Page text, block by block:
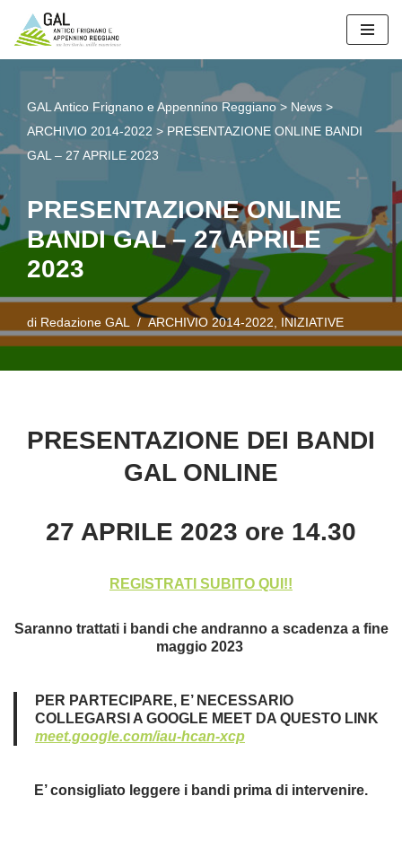
Vai
GAL Antico Frignano e Appennino Reggiano> News >
ARCHIVIO 2014-2022 > PRESENTAZIONE ONLINE BANDI
GAL – 27 APRILE 2023
PRESENTAZIONE ONLINE
BANDI GAL – 27 APRILE
2023
di Redazione GAL ARCHIVIO 2014-2022 INIZIATIVE
PRESENTAZIONE DEI BANDI
GAL ONLINE
27 APRILE 2023 ore 14.30
REGISTRATI SUBITO QUI!!
Saranno trattati i bandi che andranno a scadenza a fine
maggio 2023
PER PARTECIPARE, E’ NECESSARIO
COLLEGARSI A GOOGLE MEET DA QUESTO LINK
meet.google.com/iau-hcan-xcp
E’ consigliato leggere i bandi prima di intervenire.